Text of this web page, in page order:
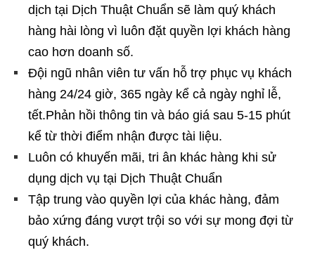
dịch tại Dịch Thuật Chuẩn sẽ làm quý khách
hàng hài lòng vì luôn đặt quyền lợi khách hàng
cao hơn doanh số.
Đội ngũ nhân viên tư vấn hỗ trợ phục vụ khách
hàng 24/24 giờ, 365 ngày kể cả ngày nghỉ lễ,
tết.Phản hồi thông tin và báo giá sau 5-15 phút
kể từ thời điểm nhận được tài liệu.
Luôn có khuyến mãi, tri ân khác hàng khi sử
dụng dịch vụ tại Dịch Thuật Chuẩn
Tập trung vào quyền lợi của khác hàng, đảm
bảo xứng đáng vượt trội so với sự mong đợi từ
quý khách.